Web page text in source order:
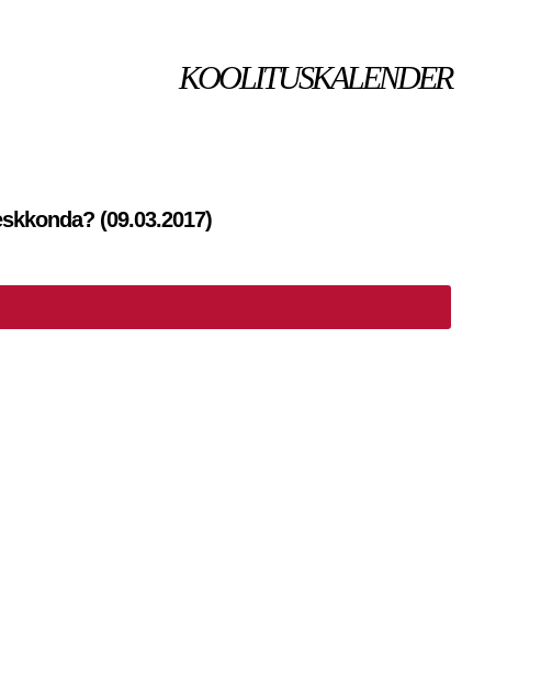
KOOLITUSKALENDER
(09.03.2017)